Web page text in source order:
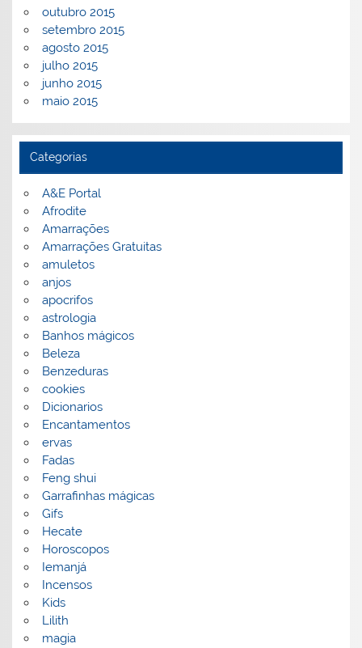
outubro 2015
setembro 2015
agosto 2015
julho 2015
junho 2015
maio 2015
Categorias
A&E Portal
Afrodite
Amarrações
Amarrações Gratuitas
amuletos
anjos
apocrifos
astrologia
Banhos mágicos
Beleza
Benzeduras
cookies
Dicionarios
Encantamentos
ervas
Fadas
Feng shui
Garrafinhas mágicas
Gifs
Hecate
Horoscopos
Iemanjá
Incensos
Kids
Lilith
magia